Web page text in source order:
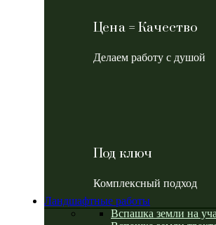
Цена = Качество
Делаем работу с душой
Под ключ
Комплексный подход
Ландшафтные работы
Вспашка земли на